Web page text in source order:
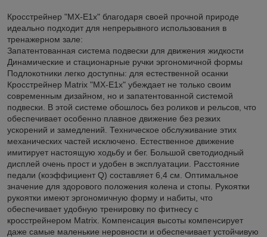
Кросстрейнер "MX-E1x" благодаря своей прочной природе
идеально подходит для непрерывного использования в
тренажерном зале:
Запатентованная система подвески для движения жидкости
Динамические и стационарные ручки эргономичной формы
Подлокотники легко доступны: для естественной осанки
Кросстрейнер Matrix "MX-E1x" убеждает не только своим
современным дизайном, но и запатентованной системой
подвески. В этой системе обошлось без роликов и рельсов, что
обеспечивает особенно плавное движение без резких
ускорений и замедлений. Техническое обслуживание этих
механических частей исключено. Естественное движение
имитирует настоящую ходьбу и бег. Большой светодиодный
дисплей очень прост и удобен в эксплуатации. Расстояние
педали (коэффициент Q) составляет 6,4 см. Оптимальное
значение для здорового положения колена и стопы. Рукоятки
рукоятки имеют эргономичную форму и набиты, что
обеспечивает удобную тренировку по фитнесу с
кросстрейнером Matrix. Компенсация высоты компенсирует
даже самые маленькие неровности и обеспечивает устойчивую